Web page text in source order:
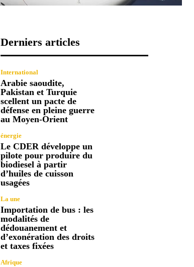
Derniers articles
International
Arabie saoudite,
Pakistan et Turquie
scellent un pacte de
défense en pleine guerre
au Moyen-Orient
énergie
Le CDER développe un
pilote pour produire du
biodiesel à partir
d’huiles de cuisson
usagées
La une
Importation de bus : les
modalités de
dédouanement et
d’exonération des droits
et taxes fixées
Afrique